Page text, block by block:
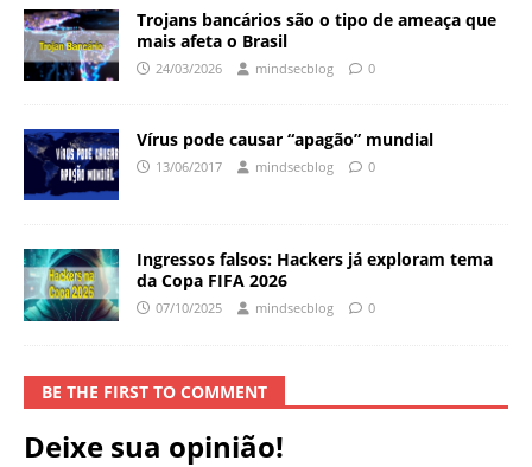
Trojans bancários são o tipo de ameaça que
mais afeta o Brasil
24/03/2026 mindsecblog 0
Vírus pode causar “apagão” mundial
13/06/2017 mindsecblog 0
Ingressos falsos: Hackers já exploram tema
da Copa FIFA 2026
07/10/2025 mindsecblog 0
BE THE FIRST TO COMMENT
Deixe sua opinião!